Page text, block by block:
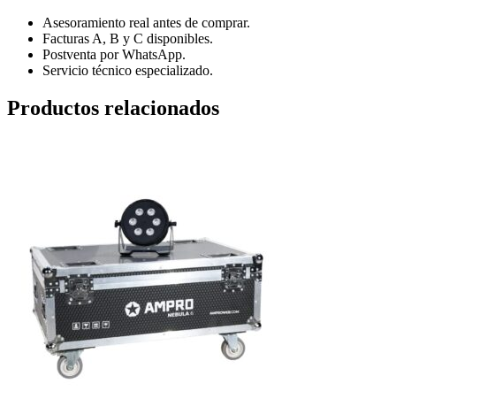
Asesoramiento real antes de comprar.
Facturas A, B y C disponibles.
Postventa por WhatsApp.
Servicio técnico especializado.
Productos relacionados